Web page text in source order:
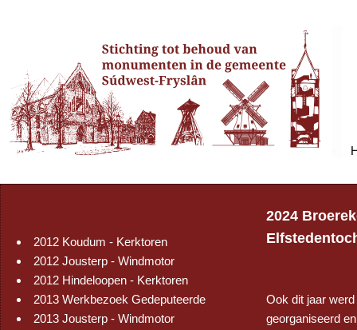
2012 Koudum - Kerktoren
2012 Jousterp - Windmotor
2012 Hindeloopen - Kerktoren
2013 Werkbezoek Gedeputeerde
2013 Jousterp - Windmotor
2024
Ook dit jaar
georganiseerd